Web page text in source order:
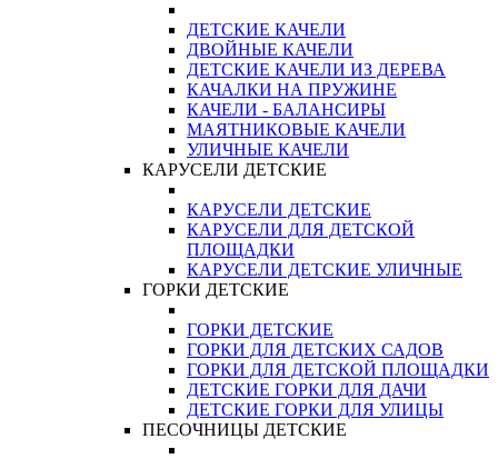
ДЕТСКИЕ КАЧЕЛИ
ДВОЙНЫЕ КАЧЕЛИ
ДЕТСКИЕ КАЧЕЛИ ИЗ ДЕРЕВА
КАЧАЛКИ НА ПРУЖИНЕ
КАЧЕЛИ - БАЛАНСИРЫ
МАЯТНИКОВЫЕ КАЧЕЛИ
УЛИЧНЫЕ КАЧЕЛИ
КАРУСЕЛИ ДЕТСКИЕ
КАРУСЕЛИ ДЕТСКИЕ
КАРУСЕЛИ ДЛЯ ДЕТСКОЙ
ПЛОЩАДКИ
КАРУСЕЛИ ДЕТСКИЕ УЛИЧНЫЕ
ГОРКИ ДЕТСКИЕ
ГОРКИ ДЕТСКИЕ
ГОРКИ ДЛЯ ДЕТСКИХ САДОВ
ГОРКИ ДЛЯ ДЕТСКОЙ ПЛОЩАДКИ
ДЕТСКИЕ ГОРКИ ДЛЯ ДАЧИ
ДЕТСКИЕ ГОРКИ ДЛЯ УЛИЦЫ
ПЕСОЧНИЦЫ ДЕТСКИЕ